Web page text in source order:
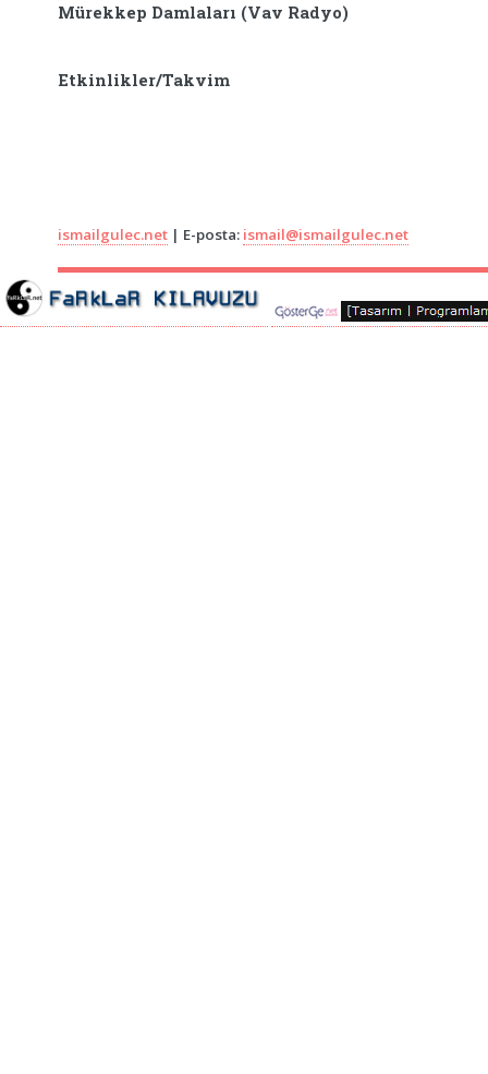
Mürekkep Damlaları (Vav Radyo)
Etkinlikler/Takvim
ismailgulec.net | E-posta: ismail@ismailgulec.net